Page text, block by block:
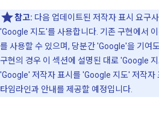
참고: 다음 업데이트된 저작자 표시 요구
'Google 지도'를 사용합니다. 기존 구현에서
를 사용할 수 있으며, 당분간 'Google'을 기여
구현의 경우 이 섹션에 설명된 대로 'Google
'Google' 저작자 표시를 'Google 지도' 저작자
타임라인과 안내를 제공할 예정입니다.